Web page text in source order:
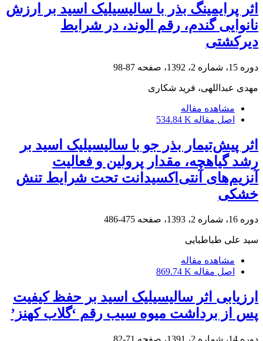
اثر پرایمینگ بذر با سالیسیلیک اسید بر ارزش
نانوایی گندم، رقم الوند، در شرایط
دیرکشتی
دوره 15، شماره 2، 1392، صفحه 87-98
مهدی عبداللهی، فرید شکاری
مشاهده مقاله
اصل مقاله 534.84 K
اثر پیش‌تیمار بذر جو با سالیسیلیک اسید بر
رشد گیاهچه، مقدار پرولین و فعالیت
آنزیم‌های آنتی‌اکسیدانت تحت شرایط تنش
خشکی
دوره 16، شماره 2، 1393، صفحه 475-486
سید علی طباطبایی
مشاهده مقاله
اصل مقاله 869.74 K
ارزیابی اثر سالیسیلیک اسید بر حفظ کیفیت
پس از برداشت میوه سیب رقم ‘گلاب کهنز’